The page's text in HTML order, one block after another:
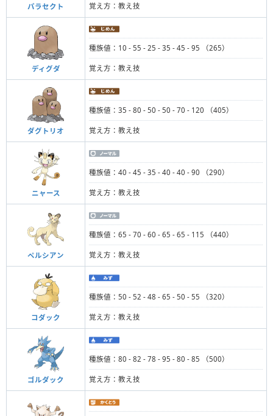
パラセクト 覚え方：教え技
ディグダ
種族値：10 - 55 - 25 - 35 - 45 - 95 （265）
覚え方：教え技
ダグトリオ
種族値：35 - 80 - 50 - 50 - 70 - 120 （405）
覚え方：教え技
ニャース
種族値：40 - 45 - 35 - 40 - 40 - 90 （290）
覚え方：教え技
ペルシアン
種族値：65 - 70 - 60 - 65 - 65 - 115 （440）
覚え方：教え技
コダック
種族値：50 - 52 - 48 - 65 - 50 - 55 （320）
覚え方：教え技
ゴルダック
種族値：80 - 82 - 78 - 95 - 80 - 85 （500）
覚え方：教え技